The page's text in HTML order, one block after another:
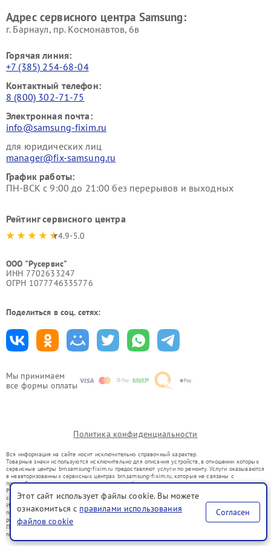
Мы принимаем
все формы оплаты
Адрес сервисного центра Samsung:
г. Барнаул, ​пр. Космонавтов, 6в
Горячая линия:
+7 (385) 254-68-04
Контактный телефон:
8 (800) 302-71-75
Электронная почта:
info@samsung-fixim.ru
для юридических лиц
manager@fix-samsung.ru
График работы:
ПН-ВСК с 9:00 до 21:00 без перерывов и выходных
Рейтинг сервисного центра
4.9-5.0
ООО "Русервис"
ИНН 7702633247
ОГРН 1077746335776
Поделиться в соц. сетях:
Политика конфиденциальности
Вся информация на сайте носит исключительно справочный характер.
Товарные знаки используются исключительно для описания устройств, в отношении которых
сервисные центры brn.samsung-fixim.ru предоставляют услуги по ремонту. Услуги оказываются
в неавторизованных сервисных центрах brn.samsung-fixim.ru, которые не связаны с
правообладателями товарных знаков или их официальными представителями.
Ремонт осуществляется для устройств, уже введенных в гражданский оборот в соответствии
со статьей 1487 ГК РФ.
Использование товарных знаков не преследует цели индивидуализации услуг или введения
потребителей в заблуждение, а служит для информирования о предоставляемых услугах по
ремонту техники указанных брендов.
Представленная на сайте информация не является публичной офертой, определяемой
положениями Статьи 437(2) Гражданского кодекса РФ
Этот сайт использует файлы cookie. Вы можете
ознакомиться с правилами использования
файлов cookie
Согласен